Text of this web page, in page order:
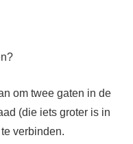
om twee gaten in de
(die iets groter is in
verbinden.